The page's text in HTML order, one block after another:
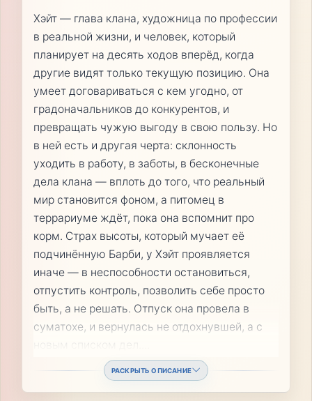
Хэйт — глава клана, художница по профессии
в реальной жизни, и человек, который
планирует на десять ходов вперёд, когда
другие видят только текущую позицию. Она
умеет договариваться с кем угодно, от
градоначальников до конкурентов, и
превращать чужую выгоду в свою пользу. Но
в ней есть и другая черта: склонность
уходить в работу, в заботы, в бесконечные
дела клана — вплоть до того, что реальный
мир становится фоном, а питомец в
террариуме ждёт, пока она вспомнит про
корм. Страх высоты, который мучает её
подчинённую Барби, у Хэйт проявляется
иначе — в неспособности остановиться,
отпустить контроль, позволить себе просто
быть, а не решать. Отпуск она провела в
суматохе, и вернулась не отдохнувшей, а с
РАСКРЫТЬ ОПИСАНИЕ